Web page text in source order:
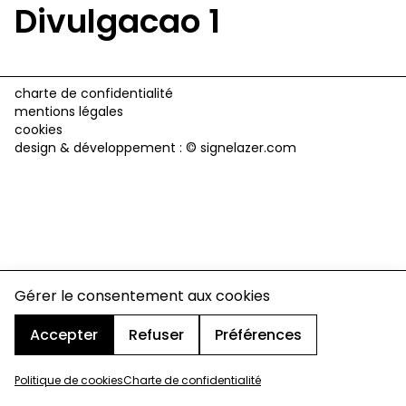
Gérer le consentement aux cookies
Accepter
Refuser Préférences
Politique de cookiesCharte de confidentialité
Divulgacao 1
charte de confidentialité
mentions légales
cookies
design & développement : © signelazer.com